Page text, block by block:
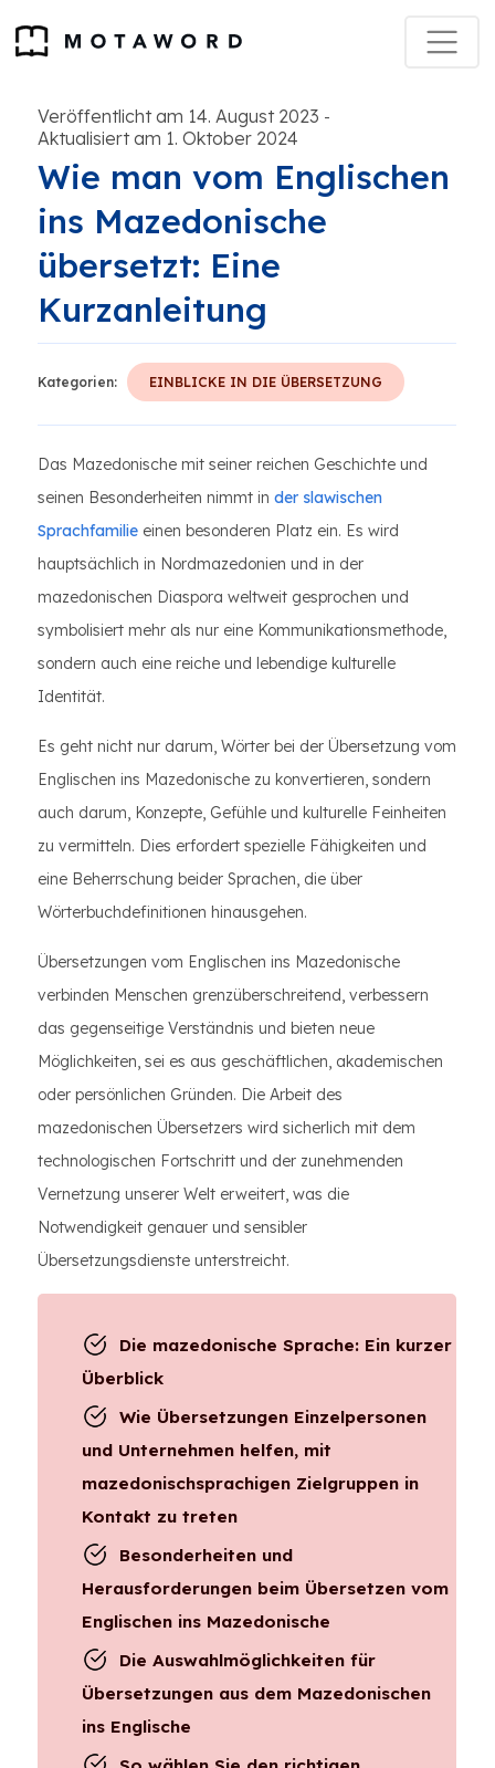
Veröffentlicht am 14. August 2023 -
Aktualisiert am 1. Oktober 2024
Wie man vom Englischen
ins Mazedonische
übersetzt: Eine
Kurzanleitung
Kategorien: EINBLICKE IN DIE ÜBERSETZUNG
Das Mazedonische mit seiner reichen Geschichte und
seinen Besonderheiten nimmt in der slawischen
Sprachfamilie einen besonderen Platz ein. Es wird
hauptsächlich in Nordmazedonien und in der
mazedonischen Diaspora weltweit gesprochen und
symbolisiert mehr als nur eine Kommunikationsmethode,
sondern auch eine reiche und lebendige kulturelle
Identität.
Es geht nicht nur darum, Wörter bei der Übersetzung vom
Englischen ins Mazedonische zu konvertieren, sondern
auch darum, Konzepte, Gefühle und kulturelle Feinheiten
zu vermitteln. Dies erfordert spezielle Fähigkeiten und
eine Beherrschung beider Sprachen, die über
Wörterbuchdefinitionen hinausgehen.
Übersetzungen vom Englischen ins Mazedonische
verbinden Menschen grenzüberschreitend, verbessern
das gegenseitige Verständnis und bieten neue
Möglichkeiten, sei es aus geschäftlichen, akademischen
oder persönlichen Gründen. Die Arbeit des
mazedonischen Übersetzers wird sicherlich mit dem
technologischen Fortschritt und der zunehmenden
Vernetzung unserer Welt erweitert, was die
Notwendigkeit genauer und sensibler
Übersetzungsdienste unterstreicht.
Die mazedonische Sprache: Ein kurzer
Überblick
Wie Übersetzungen Einzelpersonen
und Unternehmen helfen, mit
mazedonischsprachigen Zielgruppen in
Kontakt zu treten
Besonderheiten und
Herausforderungen beim Übersetzen vom
Englischen ins Mazedonische
Die Auswahlmöglichkeiten für
Übersetzungen aus dem Mazedonischen
ins Englische